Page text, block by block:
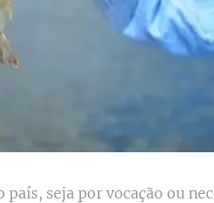
seja por vocação ou